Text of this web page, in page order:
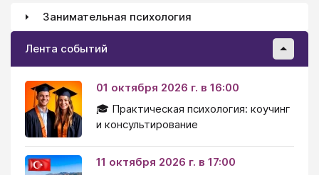
Занимательная психология
Лента событий
01 октября 2026 г. в 16:00
🎓 Практическая психология: коучинг
и консультирование
11 октября 2026 г. в 17:00